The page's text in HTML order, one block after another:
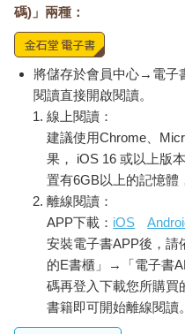
碼)」兩種：
將儲存於會員中心→電子
閱讀直接開啟閱讀。
線上閱讀：
建議使用Chrome、
果， iOS 16 或以上版
置有6GB以上的記憶體
離線閱讀：
APP下載： iOS
安裝電子書APP後，
的E書櫃」→「電子書
碼再登入下載您所購買
書籍即可開始離線閱讀。